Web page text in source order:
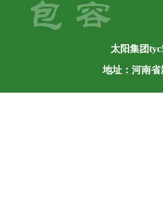
太阳集团
地址：河南省